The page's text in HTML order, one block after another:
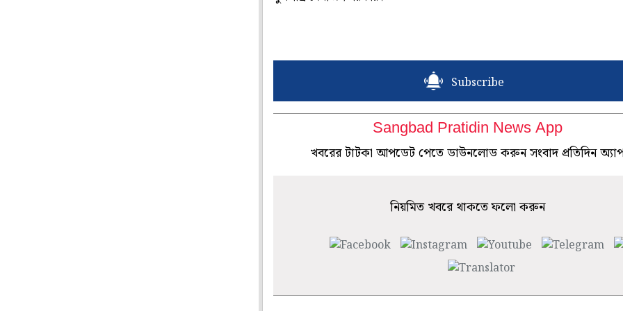
Subscribe
Sangbad Pratidin News App
খবরের টাটকা আপডেট পেতে ডাউনলোড করুন সংবাদ প্রতিদিন
নিয়মিত খবরে থাকতে ফলো করুন